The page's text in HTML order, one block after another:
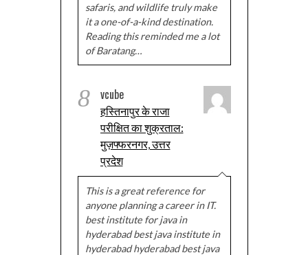
safaris, and wildlife truly make
it a one-of-a-kind destination.
Reading this reminded me a lot
of Baratang…
8 vcube
हस्तिनापुर के राजा
परीक्षित का शुक्रताल:
मुज़फ्फरनगर, उत्तर
प्रदेश
This is a great reference for
anyone planning a career in IT.
best institute for java in
hyderabad best java institute in
hyderabad hyderabad best java